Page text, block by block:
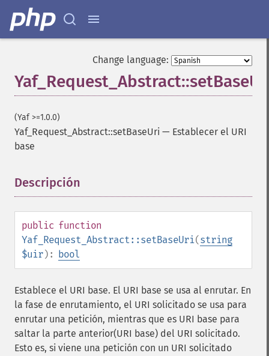
Change language:
(Yaf >=1.0.0)
Yaf_Request_Abstract::setBaseUri — Establecer el URI
base
Descripción
public function
Yaf_Request_Abstract::setBaseUri(string
$uir): bool
Establece el URI base. El URI base se usa al enrutar. En
la fase de enrutamiento, el URI solicitado se usa para
enrutar una petición, mientras que es URI base para
saltar la parte anterior(URI base) del URI solicitado.
Esto es, si viene una petición con un URI solicitado